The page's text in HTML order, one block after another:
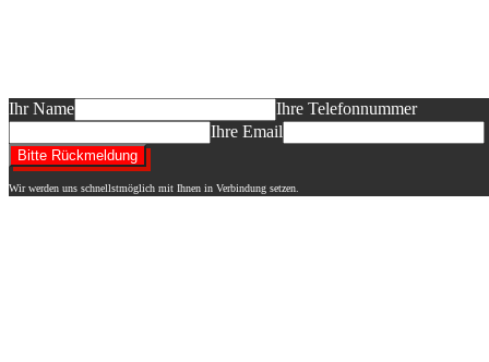
Ihr Name
Ihre Telefonnummer
Ihre Email
Wir werden uns schnellstmöglich mit Ihnen in Verbindung setzen.